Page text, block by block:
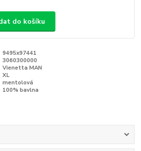
do košíku
9495x97441
3060300000
Vienetta MAN
XL
mentolová
100% bavlna